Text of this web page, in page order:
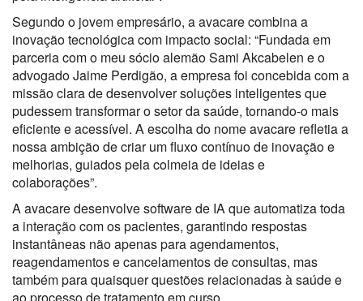
Segundo o jovem empresário, a avacare combina a
inovação tecnológica com impacto social: “Fundada em
parceria com o meu sócio alemão Sami Akcabelen e o
advogado Jaime Perdigão, a empresa foi concebida com a
missão clara de desenvolver soluções inteligentes que
pudessem transformar o setor da saúde, tornando-o mais
eficiente e acessível. A escolha do nome avacare refletia a
nossa ambição de criar um fluxo contínuo de inovação e
melhorias, guiados pela colmeia de ideias e
colaborações”.
A avacare desenvolve software de IA que automatiza toda
a interação com os pacientes, garantindo respostas
instantâneas não apenas para agendamentos,
reagendamentos e cancelamentos de consultas, mas
também para quaisquer questões relacionadas à saúde e
ao processo de tratamento em curso.